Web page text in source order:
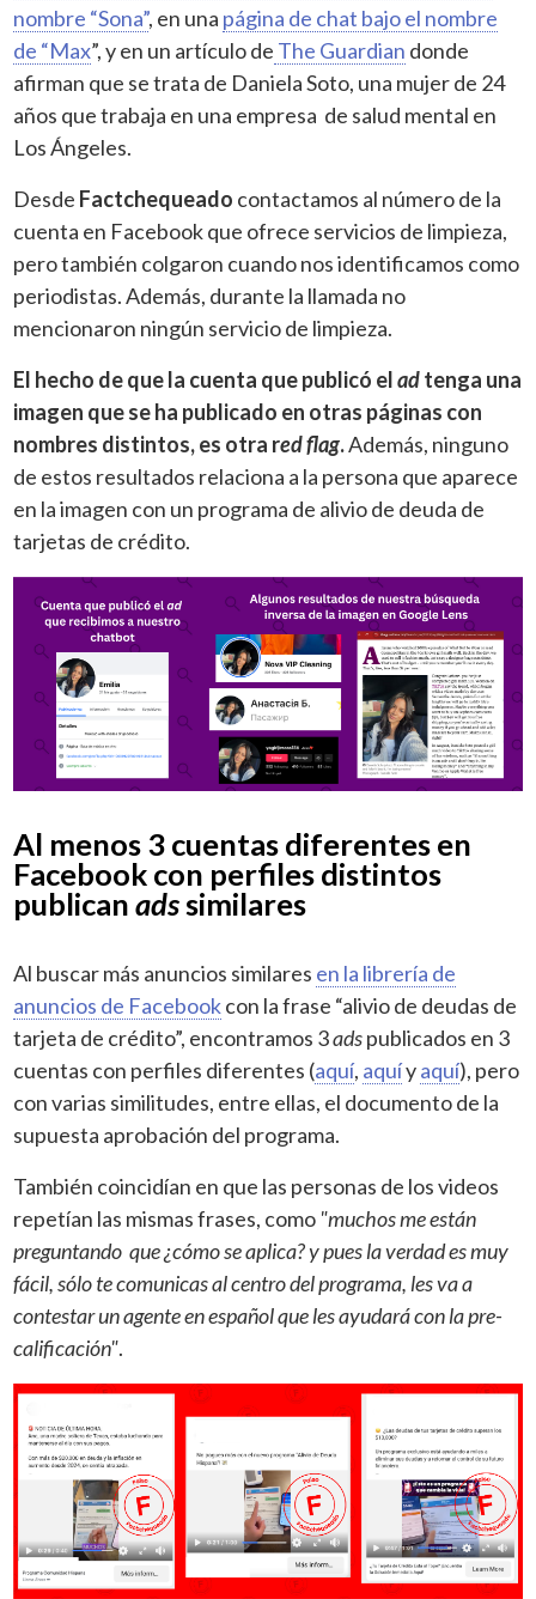
nombre “Sona”, en una página de chat bajo el nombre
de “Max”, y en un artículo de The Guardian donde
afirman que se trata de Daniela Soto, una mujer de 24
años que trabaja en una empresa de salud mental en
Los Ángeles.
Desde Factchequeado contactamos al número de la
cuenta en Facebook que ofrece servicios de limpieza,
pero también colgaron cuando nos identificamos como
periodistas. Además, durante la llamada no
mencionaron ningún servicio de limpieza.
El hecho de que la cuenta que publicó eladtenga una
imagen que se ha publicado en otras páginas con
nombres distintos, es otra red flag.Además, ninguno
de estos resultados relaciona a la persona que aparece
en la imagen con un programa de alivio de deuda de
tarjetas de crédito.
Al menos 3 cuentas diferentes en
Facebook con perfiles distintos
publicanadssimilares
Al buscar más anuncios similares en la librería de
anuncios de Facebookcon la frase “alivio de deudas de
tarjeta de crédito”, encontramos 3adspublicados en 3
cuentas con perfiles diferentes (aquí, aquíyaquí), pero
con varias similitudes, entre ellas, el documento de la
supuesta aprobación del programa.
También coincidían en que las personas de los videos
repetían las mismas frases, como "muchos me están
preguntando que ¿cómo se aplica? y pues la verdad es muy
fácil, sólo te comunicas al centro del programa, les va a
contestar un agente en español que les ayudará con la pre-
calificación".